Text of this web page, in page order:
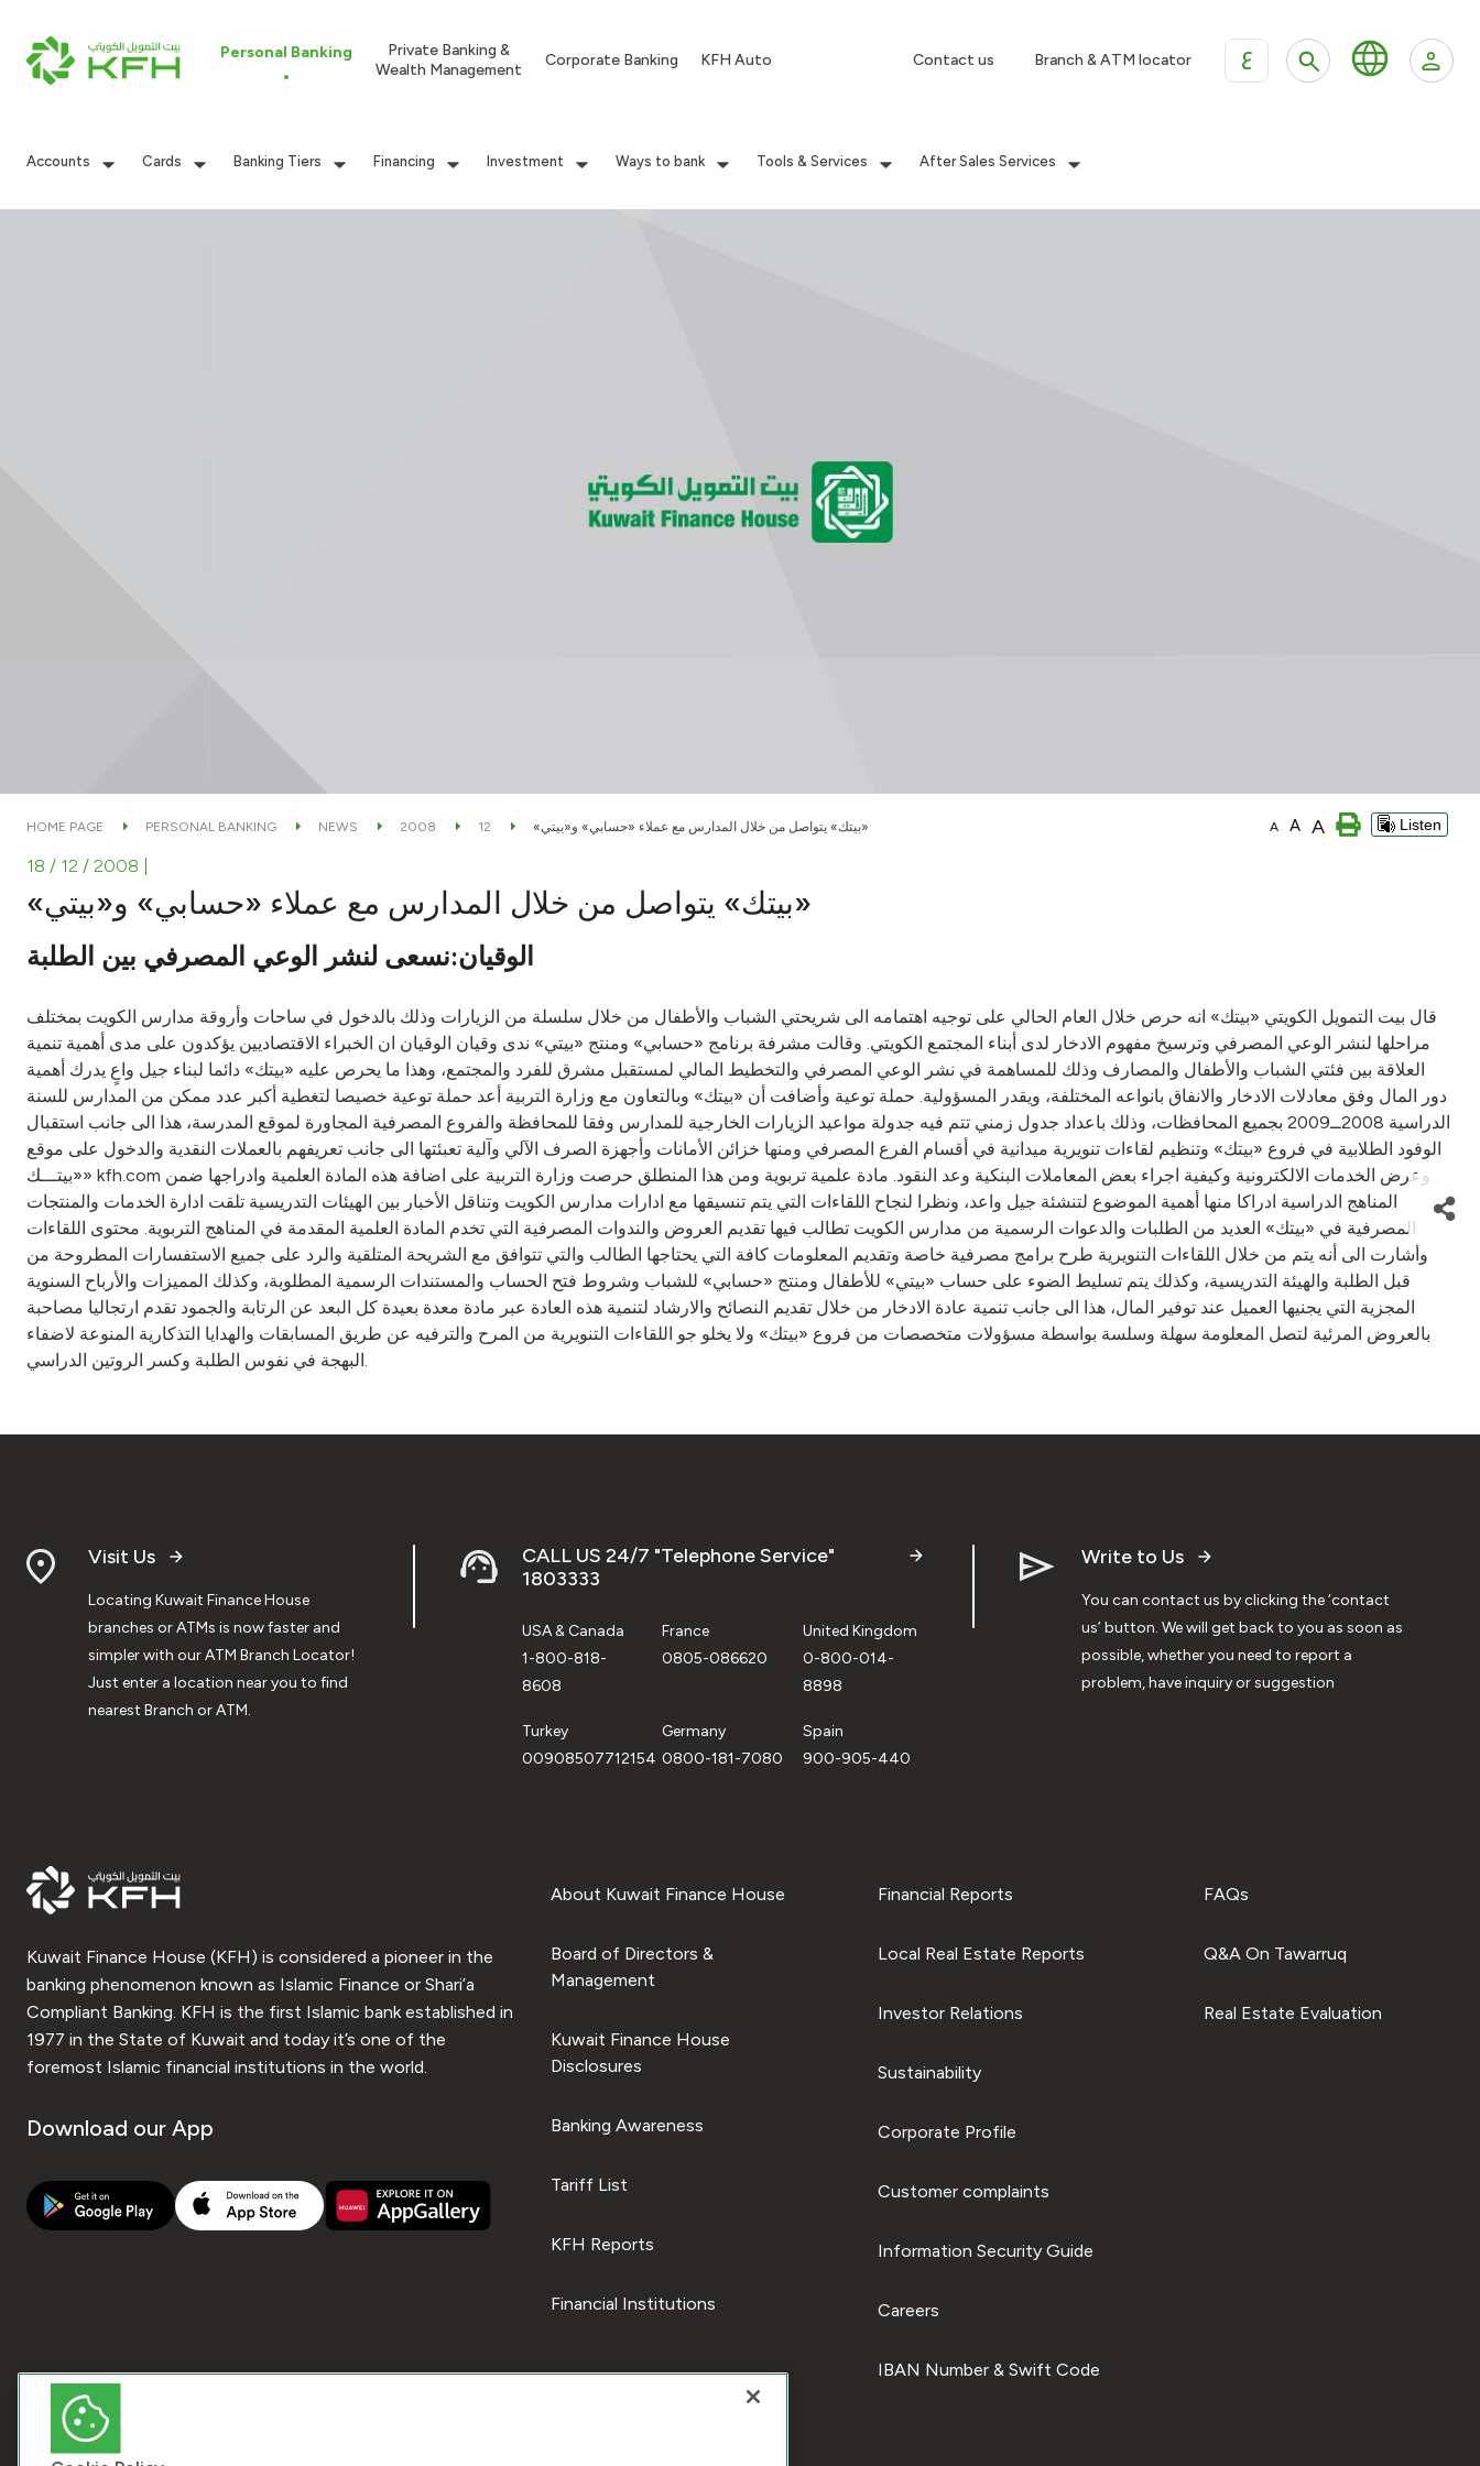
Personal Banking
Private Banking &
Wealth Management
Corporate Banking KFH Auto Contact us Branch & ATM locator ع
Accounts Cards Banking Tiers Financing Investment Ways to bank Tools & Services After Sales Services
HOME PAGE PERSONAL BANKING NEWS 2008 12 «بيتك» يتواصل من خلال المدارس مع عملاء «حسابي» و«بيتي» A A A Listen
18 / 12 / 2008
«بيتك» يتواصل من خلال المدارس مع عملاء «حسابي» و«بيتي»
الوقيان:نسعى لنشر الوعي المصرفي بين الطلبة
قال بيت التمويل الكويتي «بيتك» انه حرص خلال العام الحالي على توجيه اهتمامه الى شريحتي الشباب والأطفال من خلال سلسلة من الزيارات وذلك بالدخول في ساحات وأروقة مدارس الكويت بمختلف
مراحلها لنشر الوعي المصرفي وترسيخ مفهوم الادخار لدى أبناء المجتمع الكويتي. وقالت مشرفة برنامج «حسابي» ومنتج «بيتي» ندى وقيان الوقيان ان الخبراء الاقتصاديين يؤكدون على مدى أهمية تنمية
العلاقة بين فئتي الشباب والأطفال والمصارف وذلك للمساهمة في نشر الوعي المصرفي والتخطيط المالي لمستقبل مشرق للفرد والمجتمع، وهذا ما يحرص عليه «بيتك» دائما لبناء جيل واعٍ يدرك أهمية
دور المال وفق معادلات الادخار والانفاق بانواعه المختلفة، ويقدر المسؤولية. حملة توعية وأضافت أن «بيتك» وبالتعاون مع وزارة التربية أعد حملة توعية خصيصا لتغطية أكبر عدد ممكن من المدارس للسنة
الدراسية 2008ــ2009 بجميع المحافظات، وذلك باعداد جدول زمني تتم فيه جدولة مواعيد الزيارات الخارجية للمدارس وفقا للمحافظة والفروع المصرفية المجاورة لموقع المدرسة، هذا الى جانب استقبال
الوفود الطلابية في فروع «بيتك» وتنظيم لقاءات تنويرية ميدانية في أقسام الفرع المصرفي ومنها خزائن الأمانات وأجهزة الصرف الآلي وآلية تعبئتها الى جانب تعريفهم بالعملات النقدية والدخول على موقع
«بيتـــك» kfh.com وعرض الخدمات الالكترونية وكيفية اجراء بعض المعاملات البنكية وعد النقود. مادة علمية تربوية ومن هذا المنطلق حرصت وزارة التربية على اضافة هذه المادة العلمية وادراجها ضمن
المناهج الدراسية ادراكا منها أهمية الموضوع لتنشئة جيل واعد، ونظرا لنجاح اللقاءات التي يتم تنسيقها مع ادارات مدارس الكويت وتناقل الأخبار بين الهيئات التدريسية تلقت ادارة الخدمات والمنتجات
المصرفية في «بيتك» العديد من الطلبات والدعوات الرسمية من مدارس الكويت تطالب فيها تقديم العروض والندوات المصرفية التي تخدم المادة العلمية المقدمة في المناهج التربوية. محتوى اللقاءات
وأشارت الى أنه يتم من خلال اللقاءات التنويرية طرح برامج مصرفية خاصة وتقديم المعلومات كافة التي يحتاجها الطالب والتي تتوافق مع الشريحة المتلقية والرد على جميع الاستفسارات المطروحة من
قبل الطلبة والهيئة التدريسية، وكذلك يتم تسليط الضوء على حساب «بيتي» للأطفال ومنتج «حسابي» للشباب وشروط فتح الحساب والمستندات الرسمية المطلوبة، وكذلك المميزات والأرباح السنوية
المجزية التي يجنيها العميل عند توفير المال، هذا الى جانب تنمية عادة الادخار من خلال تقديم النصائح والارشاد لتنمية هذه العادة عبر مادة معدة بعيدة كل البعد عن الرتابة والجمود تقدم ارتجاليا مصاحبة
بالعروض المرئية لتصل المعلومة سهلة وسلسة بواسطة مسؤولات متخصصات من فروع «بيتك» ولا يخلو جو اللقاءات التنويرية من المرح والترفيه عن طريق المسابقات والهدايا التذكارية المنوعة لاضفاء
البهجة في نفوس الطلبة وكسر الروتين الدراسي.
Visit Us
Locating Kuwait Finance House
branches or ATMs is now faster and
simpler with our ATM Branch Locator!
Just enter a location near you to find
nearest Branch or ATM.
CALL US 24/7 "Telephone Service"
1803333
USA & Canada
1-800-818-
8608
France
0805-086620
United Kingdom
0-800-014-
8898
Turkey
00908507712154
Germany
0800-181-7080
Spain
900-905-440
Write to Us
You can contact us by clicking the ‘contact
us’ button. We will get back to you as soon as
possible, whether you need to report a
problem, have inquiry or suggestion
Kuwait Finance House (KFH) is considered a pioneer in the
banking phenomenon known as Islamic Finance or Shari’a
Compliant Banking. KFH is the first Islamic bank established in
1977 in the State of Kuwait and today it’s one of the
foremost Islamic financial institutions in the world.
Download our App
About Kuwait Finance House
Board of Directors &
Management
Kuwait Finance House
Disclosures
Banking Awareness
Tariff List
KFH Reports
Financial Institutions
Financial Reports
Local Real Estate Reports
Investor Relations
Sustainability
Corporate Profile
Customer complaints
Information Security Guide
Careers
IBAN Number & Swift Code
FAQs
Q&A On Tawarruq
Real Estate Evaluation